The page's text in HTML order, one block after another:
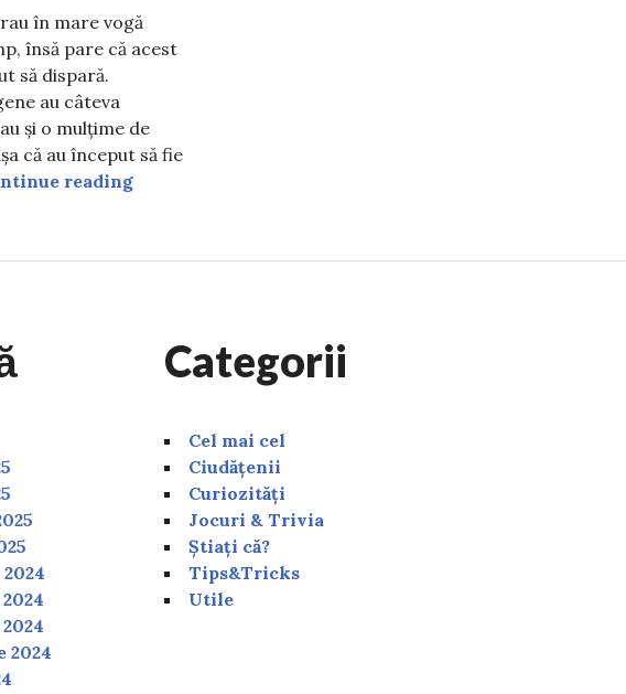
în mare vogă
însă pare că acest
să dispară.
au câteva
și o mulțime de
că au început să fie
readingMai purtăm sau nu gene false în 2024? Ce avantaje și
2024
Categorii
Cel mai cel
Ciudățenii
Curiozități
Jocuri & Trivia
Știați că?
Tips&Tricks
Utile